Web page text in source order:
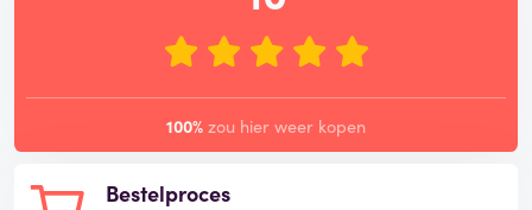
Bestelproces
100% zou hier weer kopen